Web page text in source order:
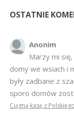
OSTATNIE
Anonim
Marzy mi
domy we wsiach i
były zadbane z
sporo domów
Ciągną kasę z